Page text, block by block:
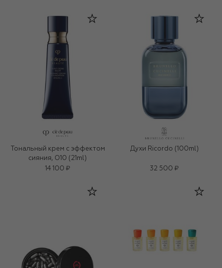
Тональный крем с эффектом
сияния, O10 (21ml)
14 100 ₽
Духи Ricordo (100ml)
32 500 ₽